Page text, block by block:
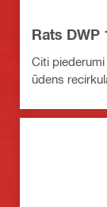
Rats DWP
Citi
ūdens